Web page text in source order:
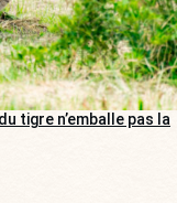
tigre n’emballe pas la